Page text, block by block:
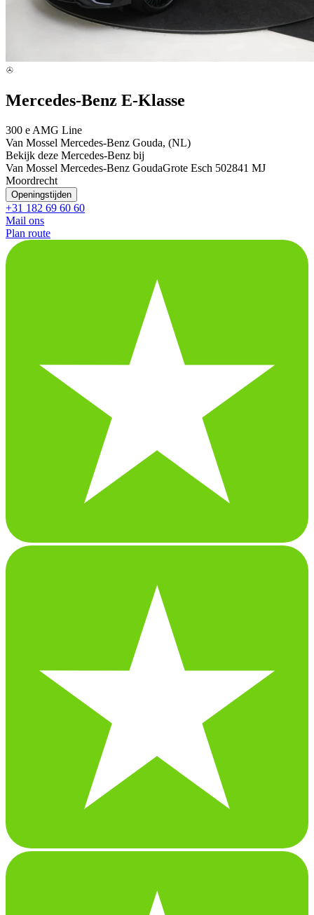
Mercedes-Benz E-Klasse
300 e AMG Line
Van Mossel Mercedes-Benz Gouda, (NL)
Bekijk deze Mercedes-Benz bij
Van Mossel Mercedes-Benz GoudaGrote Esch 502841 MJ
Moordrecht
Openingstijden
+31 182 69 60 60
Mail ons
Plan route